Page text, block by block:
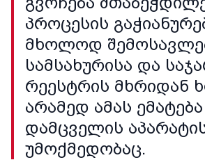
პროცესის
მხოლოდ
სამსახურისა და
რეესტრის მხრიდან
არამედ ამას
დამცველის
უმოქმედობაც.